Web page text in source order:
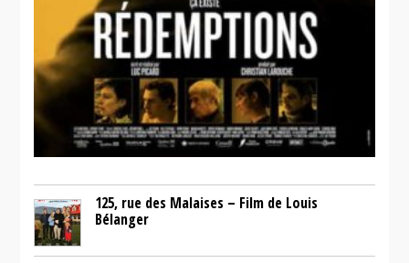
125, rue des Malaises – Film de Louis
Bélanger